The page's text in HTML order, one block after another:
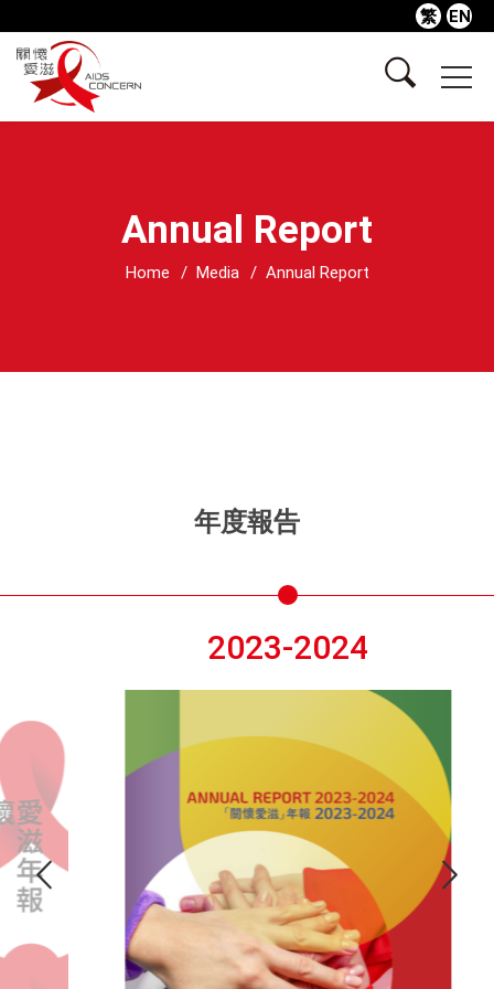
繁 EN
Annual Report
Home Media Annual Report
年度報告
2023-2024